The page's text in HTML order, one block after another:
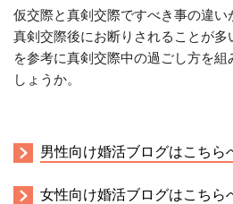
仮交際と真剣交際ですべき事の違い
真剣交際後にお断りされることが
を参考に真剣交際中の過ごし方を
しょうか。
男性向け婚活ブログはこちら
女性向け婚活ブログはこちら